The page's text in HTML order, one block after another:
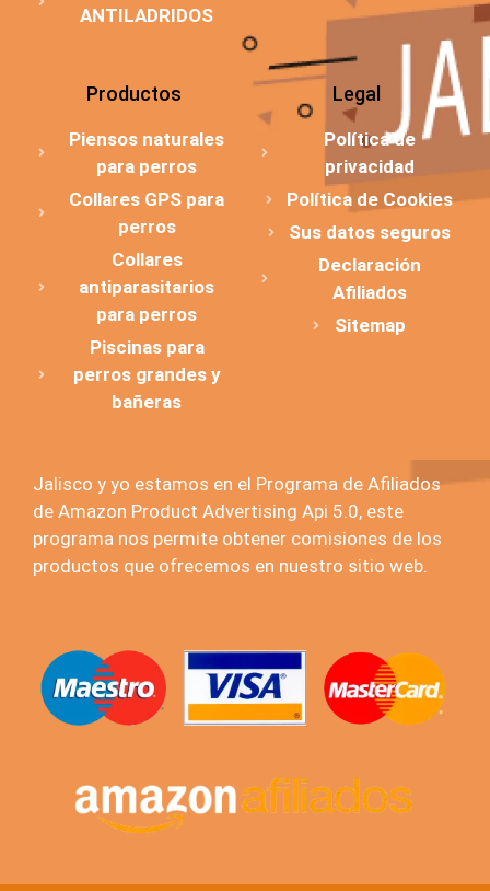
ANTILADRIDOS
Productos
Piensos naturales
para perros
Collares GPS para
perros
Collares
antiparasitarios
para perros
Piscinas para
perros grandes y
bañeras
Legal
Política de
privacidad
Política de Cookies
Sus datos seguros
Declaración
Afiliados
Sitemap
Jalisco y yo estamos en el Programa de Afiliados
de Amazon Product Advertising Api 5.0, este
programa nos permite obtener comisiones de los
productos que ofrecemos en nuestro sitio web.